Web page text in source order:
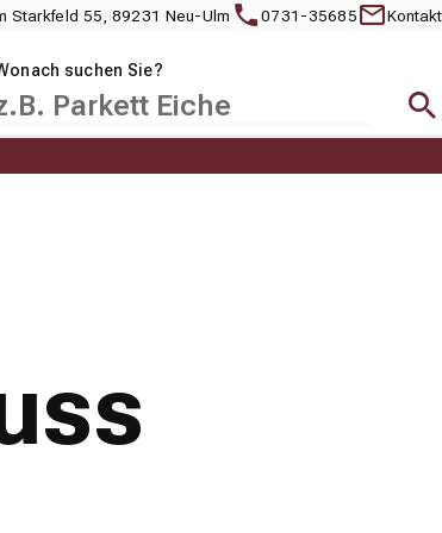
Starkfeld 55, 89231 Neu-Ulm 0731-35685 Kontakt
suchen Sie?